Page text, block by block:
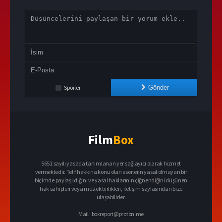
Spoiler Gönder
FilmBox
5651 sayılı yasada tanımlanan yer sağlayıcı olarak hizmet
vermektedir. Telif hakkına konu olan eserlerin yasal olmayan bir
biçimde paylaşıldığını ve yasal haklarının çiğnendiğini düşünen
hak sahipleri veya meslek birlikleri, iletişim sayfasından bize
ulaşabilirler.
Mail : boxreport@proton.me